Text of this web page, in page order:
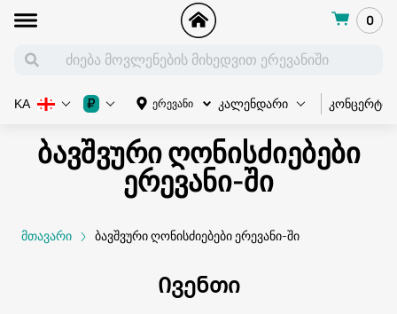
0
ერევანი კალენდარი კონცერტი
KA ₽
ბავშვური ღონისძიებები
ერევანი-ში
მთავარი ბავშვური ღონისძიებები ერევანი-ში
Ივენთი